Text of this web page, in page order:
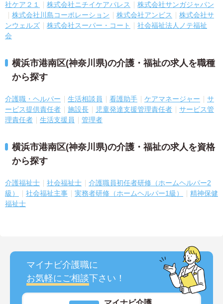
社ケア２１
株式会社ニチイケアパレス
株式会社サンガジャパン
株式会社川島コーポレーション
株式会社アンビス
株式会社サ
ンウェルズ
株式会社スーパー・コート
社会福祉法人ノテ福祉
会
横浜市港南区(神奈川県)の介護・福祉の求人を職種
から探す
介護職・ヘルパー 生活相談員 看護助手 ケアマネージャー
サ
ービス提供責任者
施設長 児童発達支援管理責任者
サービス管
理責任者
生活支援員 管理者
横浜市港南区(神奈川県)の介護・福祉の求人を資格
から探す
介護福祉士 社会福祉士
介護職員初任者研修（ホームヘルパー2
級）
社会福祉主事 実務者研修（ホームヘルパー1級）
精神保健
福祉士
マイナビ介護職に
お気軽にご相談下さい！